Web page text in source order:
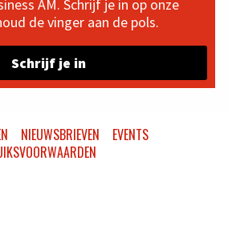
AM. Schrijf je in op onze
de vinger aan de pols.
Schrijf je in
NIEUWSBRIEVEN
EVENTS